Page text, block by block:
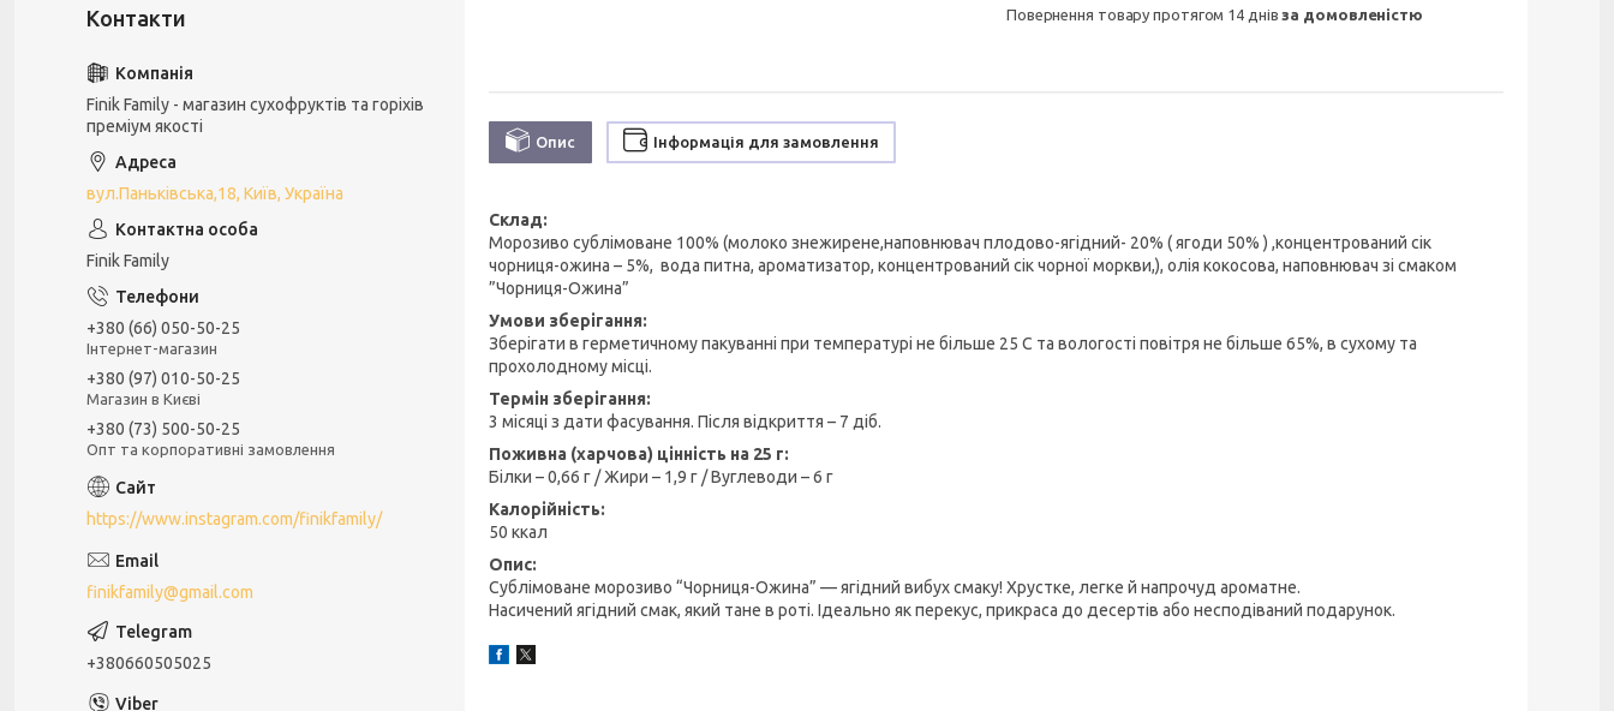
повернення товару протягом 14 днівза домовленістю
Опис Інформація для замовлення
Склад:
Морозиво сублімоване 100% (молоко знежирене,наповнювач плодово-ягідний- 20% ( ягоди 50% ) ,концентрований сік
чорниця-ожина – 5%, вода питна, ароматизатор, концентрований сік чорної моркви,), олія кокосова, наповнювач зі смаком
”Чорниця-Ожина”
Умови зберігання:
Зберігати в герметичному пакуванні при температурі не більше 25 С та вологості повітря не більше 65%, в сухому та
прохолодному місці.
Термін зберігання:
3 місяці з дати фасування. Після відкриття – 7 діб.
Поживна (харчова) цінність на 25 г:
Білки – 0,66 г / Жири – 1,9 г / Вуглеводи – 6 г
Калорійність:
50 ккал
Опис:
Сублімоване морозиво “Чорниця-Ожина” — ягідний вибух смаку! Хрустке, легке й напрочуд ароматне.
Насичений ягідний смак, який тане в роті. Ідеально як перекус, прикраса до десертів або несподіваний подарунок.
Finik Family - магазин сухофруктів та горіхів
преміум якості
вул.Паньківська,18, Київ, Україна
Finik Family
+380 (66) 050-50-25
Інтернет-магазин
+380 (97) 010-50-25
Магазин в Києві
+380 (73) 500-50-25
Опт та корпоративні замовлення
https://www.instagram.com/finikfamily/
finikfamily@gmail.com
+380660505025